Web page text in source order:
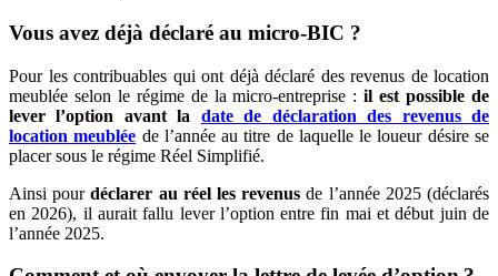
Vous avez déjà déclaré au micro-BIC ?
Pour les contribuables qui ont déjà déclaré des revenus de location
meublée selon le régime de la micro-entreprise :il est possible de
lever l’option avant la date de déclaration des revenus de
location meublée de l’année au titre de laquelle le loueur désire se
placer sous le régime Réel Simplifié.
Ainsi pourdéclarer au réel les revenus de l’année 2025 (déclarés
en 2026), il aurait fallu lever l’option entre fin mai et début juin de
l’année 2025.